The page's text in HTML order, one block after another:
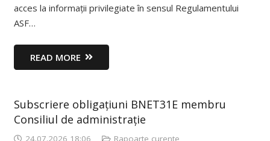
acces la informații privilegiate în sensul Regulamentului
ASF…
READ MORE
Subscriere obligațiuni BNET31E membru
Consiliul de administrație